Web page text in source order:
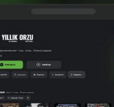
Пропавшая